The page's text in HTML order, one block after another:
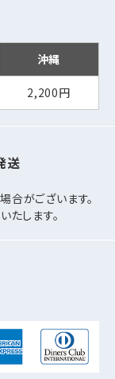
沖縄
2,200円
送
がございます。
します。